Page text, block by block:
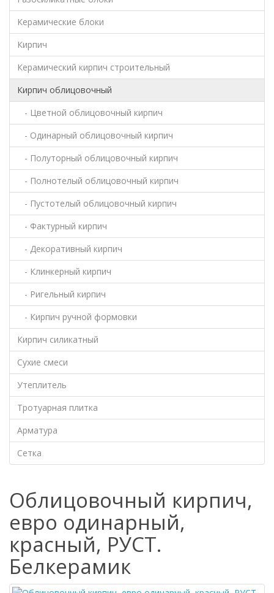
Керамические блоки
Кирпич
Керамический кирпич строительный
Кирпич облицовочный
- Цветной облицовочный кирпич
- Одинарный облицовочный кирпич
- Полуторный облицовочный кирпич
- Полнотелый облицовочный кирпич
- Пустотелый облицовочный кирпич
- Фактурный кирпич
- Декоративный кирпич
- Клинкерный кирпич
- Ригельный кирпич
- Кирпич ручной формовки
Кирпич силикатный
Сухие смеси
Утеплитель
Тротуарная плитка
Арматура
Сетка
Облицовочный кирпич,
евро одинарный,
красный, РУСТ.
Белкерамик